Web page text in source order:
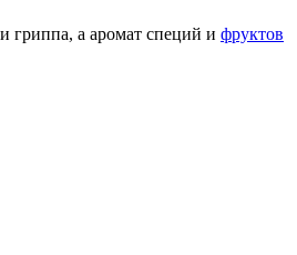
гриппа, а аромат специй и фруктов